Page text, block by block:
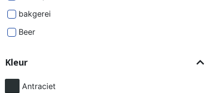
bakgerei
Beer
besjes
bier
Kleur
Antraciet